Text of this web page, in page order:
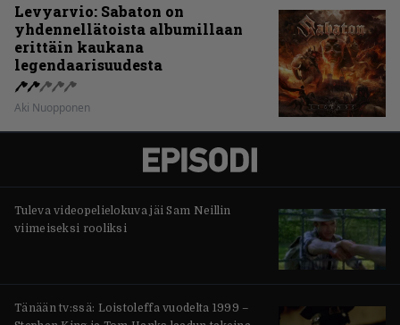
Levyarvio: Sabaton on
yhdennellätoista albumillaan
erittäin kaukana
legendaarisuudesta
Aki Nuopponen
Tuleva videopelielokuva jäi Sam Neillin
viimeiseksi rooliksi
Tänään tv:ssä: Loistoleffa vuodelta 1999 –